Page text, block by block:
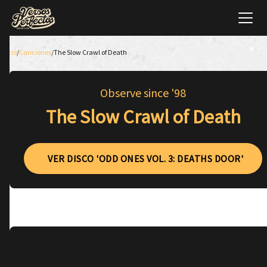
Inicio/Canciones/The Slow Crawl of Death
Observe since '98
The Slow Crawl of Death
VER DISCO 'ODD ONES VOL. 3: DEATHS DOOR'